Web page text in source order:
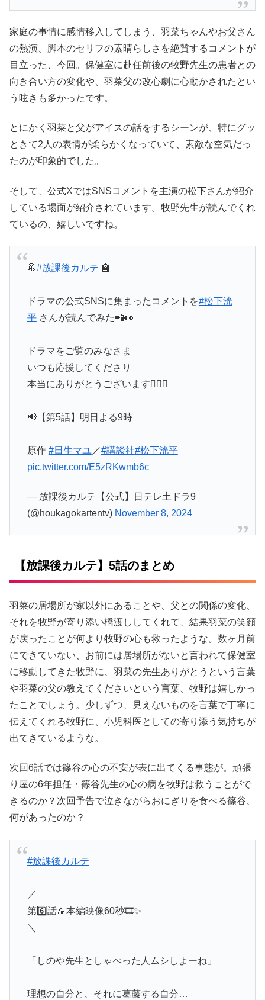
家庭の事情に感情移入してしまう、羽菜ちゃんやお父さん
の熱演、脚本のセリフの素晴らしさを絶賛するコメントが
目立った、今回。保健室に赴任前後の牧野先生の患者との
向き合い方の変化や、羽菜父の改心劇に心動かされたとい
う呟きも多かったです。
とにかく羽菜と父がアイスの話をするシーンが、特にグッ
ときて2人の表情が柔らかくなっていて、素敵な空気だっ
たのが印象的でした。
そして、公式XではSNSコメントを主演の松下さんが紹介
している場面が紹介されています。牧野先生が読んでくれ
ているの、嬉しいですね。
🥼#放課後カルテ 🏫
ドラマの公式SNSに集まったコメントを#松下洸
平さんが読んでみた📲👀
ドラマをご覧のみなさま
いつも応援してくださり
本当にありがとうございます🙇‍♀️✨
📢【第5話】明日よる9時
原作 #日生マユ／#講談社#松下洸平
pic.twitter.com/E5zRKwmb6c
— 放課後カルテ【公式】日テレ土ドラ9
(@houkagokartentv) November 8, 2024
【放課後カルテ】5話のまとめ
羽菜の居場所が家以外にあることや、父との関係の変化、
それを牧野が寄り添い橋渡ししてくれて、結果羽菜の笑顔
が戻ったことが何より牧野の心も救ったような。数ヶ月前
にできていない、お前には居場所がないと言われて保健室
に移動してきた牧野に、羽菜の先生ありがとう という言葉
や羽菜の父の教えてくださいという言葉、牧野は嬉しかっ
たことでしょう。少しずつ、見えないものを言葉で丁寧に
伝えてくれる牧野に、小児科医としての寄り添う気持ちが
出てきているような。
次回6話では篠谷の心の不安が表に出てくる事態が。頑張
り屋の6年担任・篠谷先生の心の病を牧野は救うことがで
きるのか？次回予告で泣きながらおにぎりを食べる篠谷、
何があったのか？
#放課後カルテ
／
第6️⃣話🍙本編映像60秒🎞️✨
＼
「しのや先生としゃべった人ムシしよーね」
理想の自分と、それに葛藤する自分…